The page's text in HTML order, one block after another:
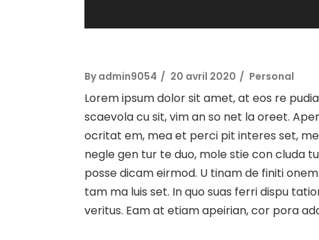
By admin9054 20 avril 2020 Personal
Lorem ipsum dolor sit amet, at eos re
scaevola cu sit, vim an so net la oreet.
ocritat em, mea et perci pit interes set,
negle gen tur te duo, mole stie con cluda
posse dicam eirmod. U tinam de finiti
tam ma luis set. In quo suas ferri dispu
veritus. Eam at etiam apeirian, cor pora